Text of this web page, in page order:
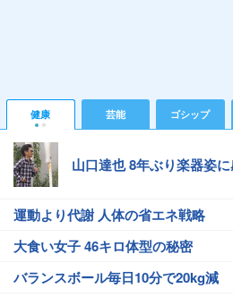
健康 芸能 ゴシップ
山口達也 8年ぶり楽器姿
運動より代謝 人体の省エネ戦略
大食い女子 46キロ体型の秘密
バランスボール毎日10分で20kg減